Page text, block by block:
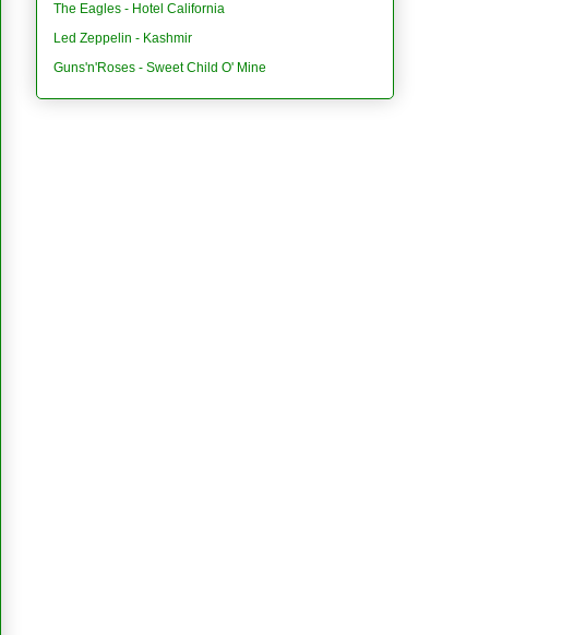
The Eagles - Hotel California
Led Zeppelin - Kashmir
Guns'n'Roses - Sweet Child O' Mine